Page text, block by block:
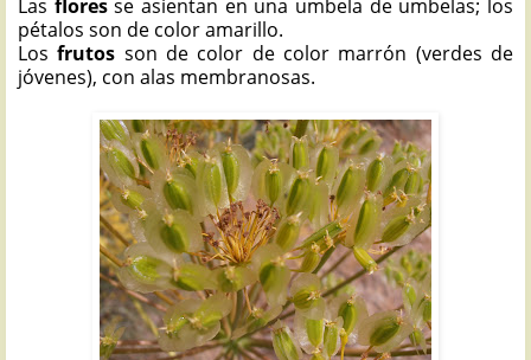
Las floresse asientan en una umbela de umbelas; los
pétalos son de color amarillo.
Losfrutos son de color de color marrón (verdes de
jóvenes), con alas membranosas.